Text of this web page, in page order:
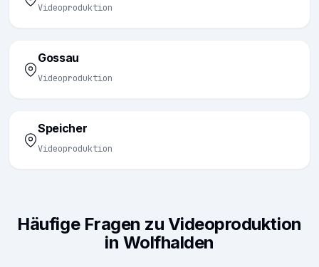
Videoproduktion
Gossau
Videoproduktion
Speicher
Videoproduktion
Häufige Fragen zu Videoproduktion
in Wolfhalden